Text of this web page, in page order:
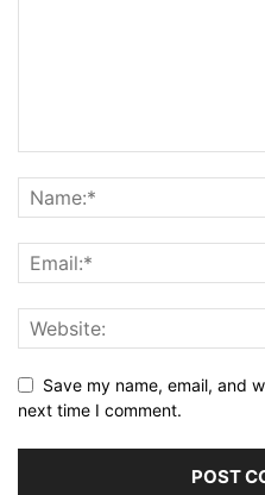
Save my name, email, and
next time I comment.